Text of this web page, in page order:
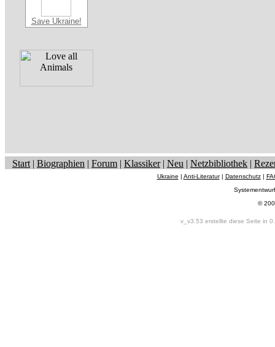
Save Ukraine!
Start | Biographien | Forum | Klassiker| Neu | Netzbibliothek |
Ukraine | Anti-Literatur| Datenschutz|
©
v_v3.53 erstellte diese Seite in